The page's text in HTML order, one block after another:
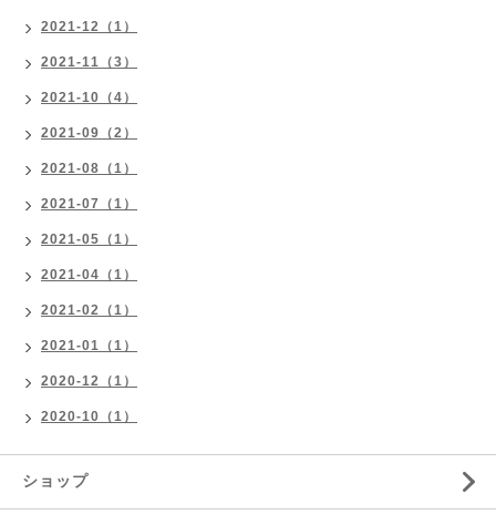
2021-12（1）
2021-11（3）
2021-10（4）
2021-09（2）
2021-08（1）
2021-07（1）
2021-05（1）
2021-04（1）
2021-02（1）
2021-01（1）
2020-12（1）
2020-10（1）
ショップ